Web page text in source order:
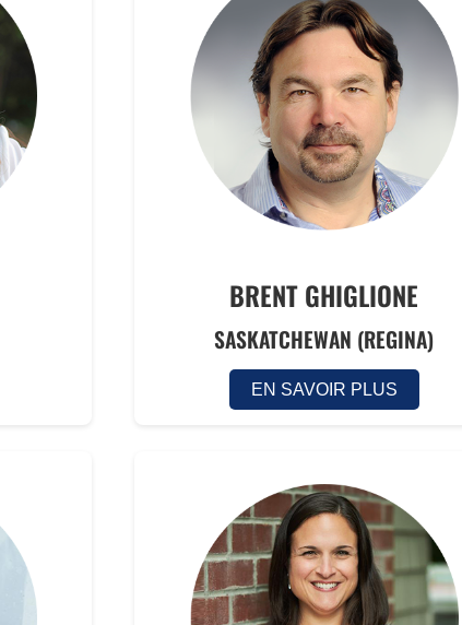
BRENT GHIGLIONE
SASKATCHEWAN (REGINA)
EN SAVOIR PLUS